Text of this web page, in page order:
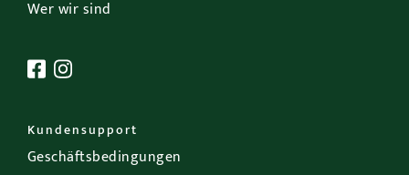
Wer wir sind
Kundensupport
Geschäftsbedingungen